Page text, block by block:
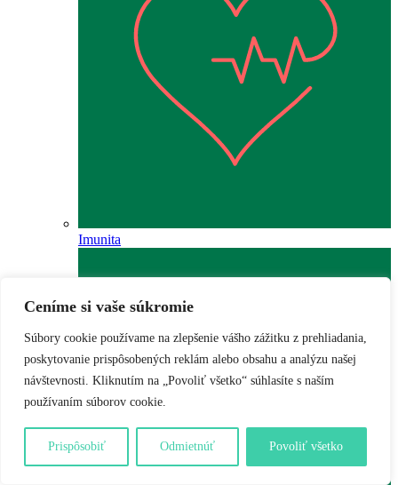
Ceníme si vaše súkromie
Súbory cookie používame na zlepšenie vášho zážitku z prehliadania,
poskytovanie prispôsobených reklám alebo obsahu a analýzu našej
návštevnosti. Kliknutím na „Povoliť všetko“ súhlasíte s naším
používaním súborov cookie.
Prispôsobiť Odmietnúť Povoliť všetko
Imunita